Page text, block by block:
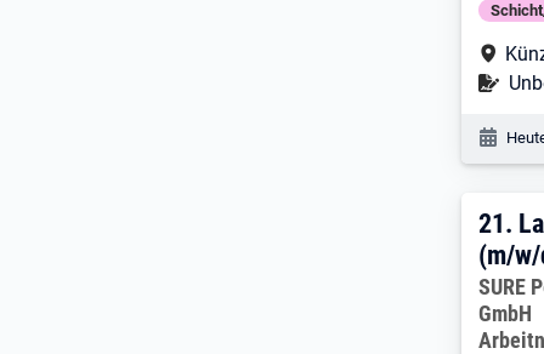
21.
21.
(m/
SURE
GmbH